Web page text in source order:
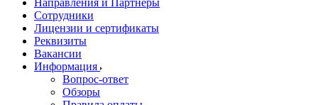
Направления и Партнеры
Сотрудники
Лицензии и сертификаты
Реквизиты
Вакансии
Информация
Вопрос-ответ
Обзоры